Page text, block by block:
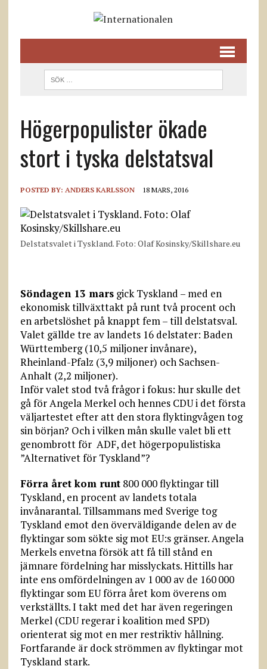
Högerpopulister ökade
stort i tyska delstatsval
POSTED BY: ANDERS KARLSSON 18 MARS, 2016
Delstatsvalet i Tyskland. Foto: Olaf Kosinsky/Skillshare.eu
Söndagen 13 marsgick Tyskland – med en
ekonomisk tillväxttakt på runt två procent och
en arbetslöshet på knappt fem – till delstatsval.
Valet gällde tre av landets 16 delstater: Baden
Württemberg (10,5 miljoner invånare),
Rheinland-Pfalz (3,9 miljoner) och Sachsen-
Anhalt (2,2 miljoner).
Inför valet stod två frågor i fokus: hur skulle det
gå för Angela Merkel och hennes CDU i det första
väljartestet efter att den stora flyktingvågen tog
sin början? Och i vilken mån skulle valet bli ett
genombrott för ADF, det högerpopulistiska
”Alternativet för Tyskland”?
Förra året kom runt800 000 flyktingar till
Tyskland, en procent av landets totala
invånarantal. Tillsammans med Sverige tog
Tyskland emot den överväldigande delen av de
flyktingar som sökte sig mot EU:s gränser. Angela
Merkels envetna försök att få till stånd en
jämnare fördelning har misslyckats. Hittills har
inte ens omfördelningen av 1 000 av de 160 000
flyktingar som EU förra året kom överens om
verkställts. I takt med det har även regeringen
Merkel (CDU regerar i koalition med SPD)
orienterat sig mot en mer restriktiv hållning.
Fortfarande är dock strömmen av flyktingar mot
Tyskland stark.